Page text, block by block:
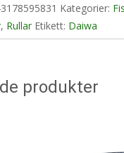
Kategorier:
, Rullar Etikett: Daiwa
produkter